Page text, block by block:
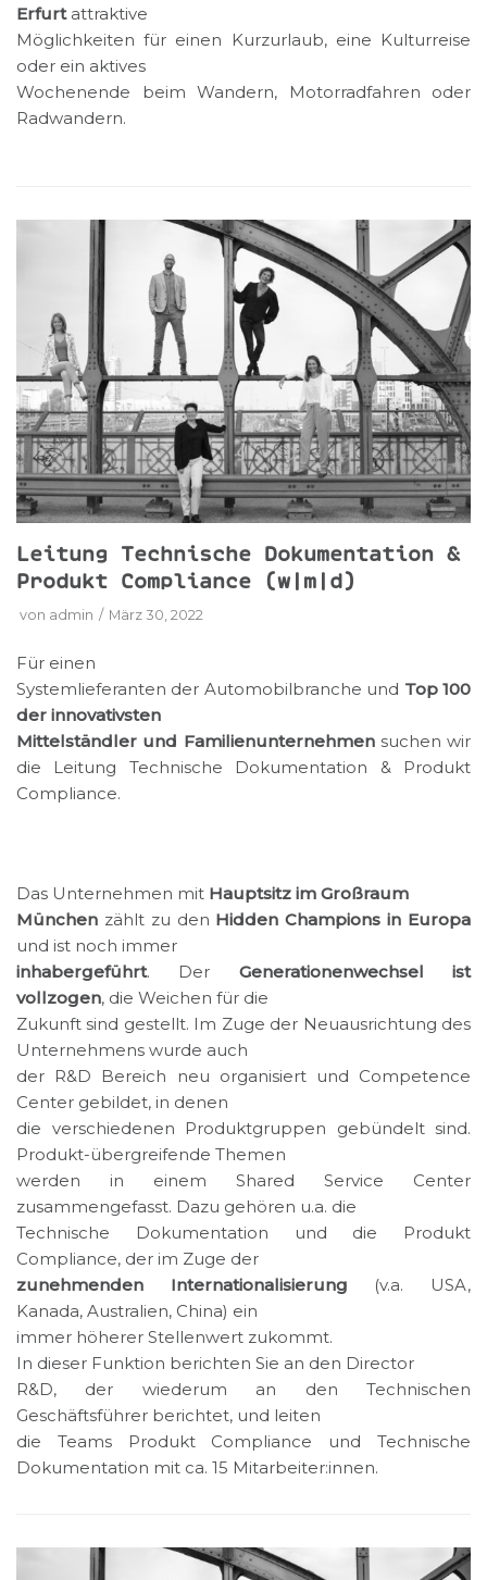
Erfurtattraktive
Möglichkeiten für einen Kurzurlaub, eine Kulturreise
oder ein aktives
Wochenende beim Wandern, Motorradfahren oder
Radwandern.
Leitung Technische Dokumentation &
Produkt Compliance (w|m|d)
von admin März 30, 2022
Für einen
Systemlieferanten der Automobilbranche und Top 100
der innovativsten
Mittelständler und Familienunternehmensuchen wir
die Leitung Technische Dokumentation & Produkt
Compliance.
Das Unternehmen mit Hauptsitz im Großraum
München zählt zu den Hidden Champions in Europa
und ist noch immer
inhabergeführt. Der Generationenwechsel ist
vollzogen, die Weichen für die
Zukunft sind gestellt. Im Zuge der Neuausrichtung des
Unternehmens wurde auch
der R&D Bereich neu organisiert und Competence
Center gebildet, in denen
die verschiedenen Produktgruppen gebündelt sind.
Produkt-übergreifende Themen
werden in einem Shared Service Center
zusammengefasst. Dazu gehören u.a. die
Technische Dokumentation und die Produkt
Compliance, der im Zuge der
zunehmenden Internationalisierung (v.a. USA,
Kanada, Australien, China) ein
immer höherer Stellenwert zukommt.
In dieser Funktion berichten Sie an den Director
R&D, der wiederum an den Technischen
Geschäftsführer berichtet, und leiten
die Teams Produkt Compliance und Technische
Dokumentation mit ca. 15 Mitarbeiter:innen.